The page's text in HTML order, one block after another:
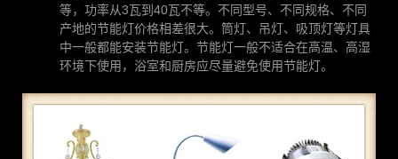
等，功率从3瓦到40瓦不等。不同型号、不同规格、不同
产地的节能灯价格相差很大。筒灯、吊灯、吸顶灯等灯具
中一般都能安装节能灯。节能灯一般不适合在高温、高湿
环境下使用，浴室和厨房应尽量避免使用节能灯。